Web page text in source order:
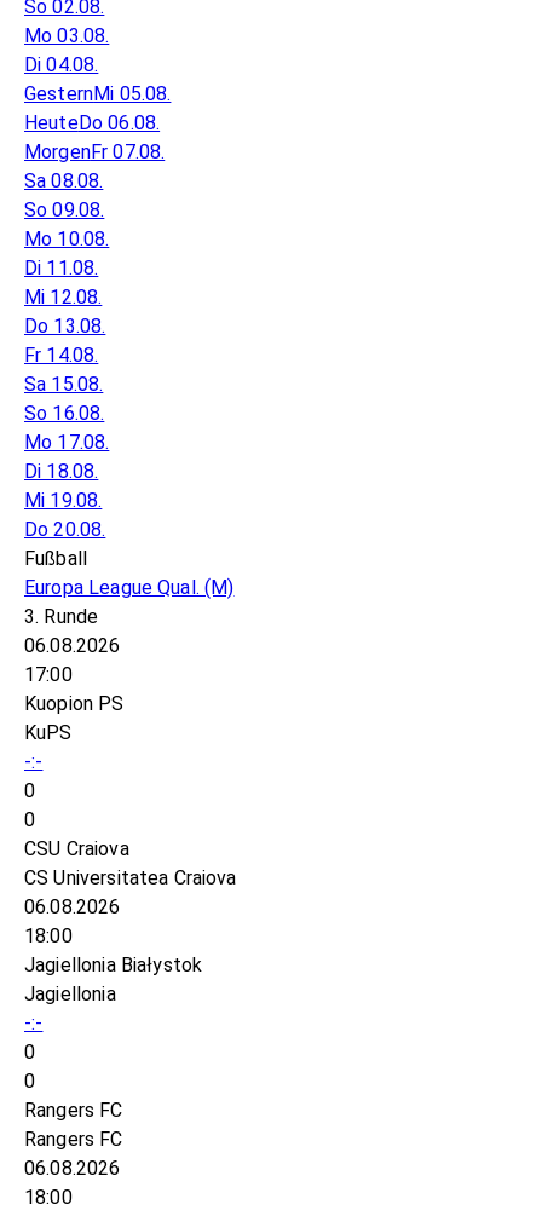
So 02.08.
Mo 03.08.
Di 04.08.
GesternMi 05.08.
HeuteDo 06.08.
MorgenFr 07.08.
Sa 08.08.
So 09.08.
Mo 10.08.
Di 11.08.
Mi 12.08.
Do 13.08.
Fr 14.08.
Sa 15.08.
So 16.08.
Mo 17.08.
Di 18.08.
Mi 19.08.
Do 20.08.
Fußball
Europa League Qual.(M)
3. Runde
06.08.2026
17:00
Kuopion PS
KuPS
-:-
0
0
CSU Craiova
CS Universitatea Craiova
06.08.2026
18:00
Jagiellonia Białystok
Jagiellonia
-:-
0
0
Rangers FC
Rangers FC
06.08.2026
18:00